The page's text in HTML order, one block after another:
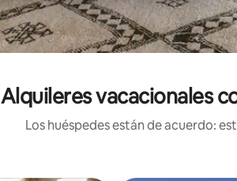
Alquileres vacacionales
Los huéspedes están de acuerdo: